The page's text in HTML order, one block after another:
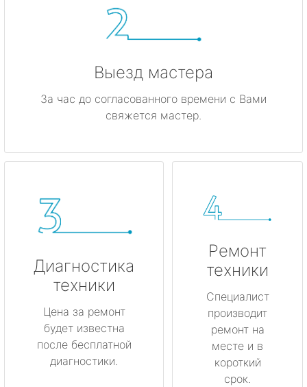
Выезд мастера
За час до согласованного времени с Вами
свяжется мастер.
Диагностика
техники
Цена за ремонт
будет известна
после бесплатной
диагностики.
Ремонт
техники
Специалист
производит
ремонт на
месте и в
короткий
срок.